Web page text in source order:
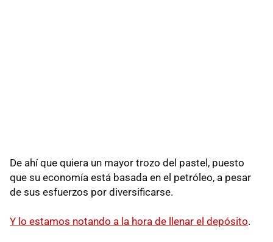
De ahí que quiera un mayor trozo del pastel, puesto
que su economía está basada en el petróleo, a pesar
de sus esfuerzos por diversificarse.
Y lo estamos notando a la hora de llenar el depósito.